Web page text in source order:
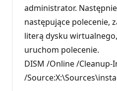
administrator.
następujące polecenie,
literą dysku
uruchom polecenie.
DISM /Online /
/